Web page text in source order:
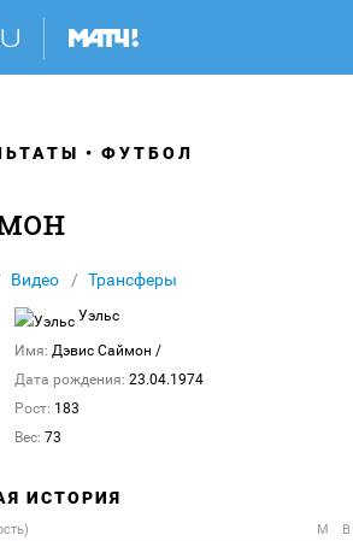
ФУТБОЛ
Видео Трансферы
Уэльс
Имя: Дэвис Саймон /
Дата рождения: 23.04.1974
Рост: 183
Вес: 73
ИСТОРИЯ
М В